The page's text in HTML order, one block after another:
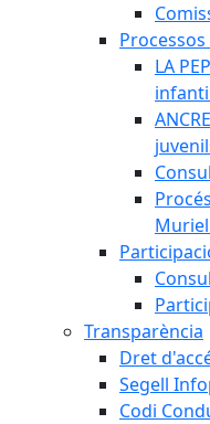
LA
Transparència
Dret
Segell
Codi